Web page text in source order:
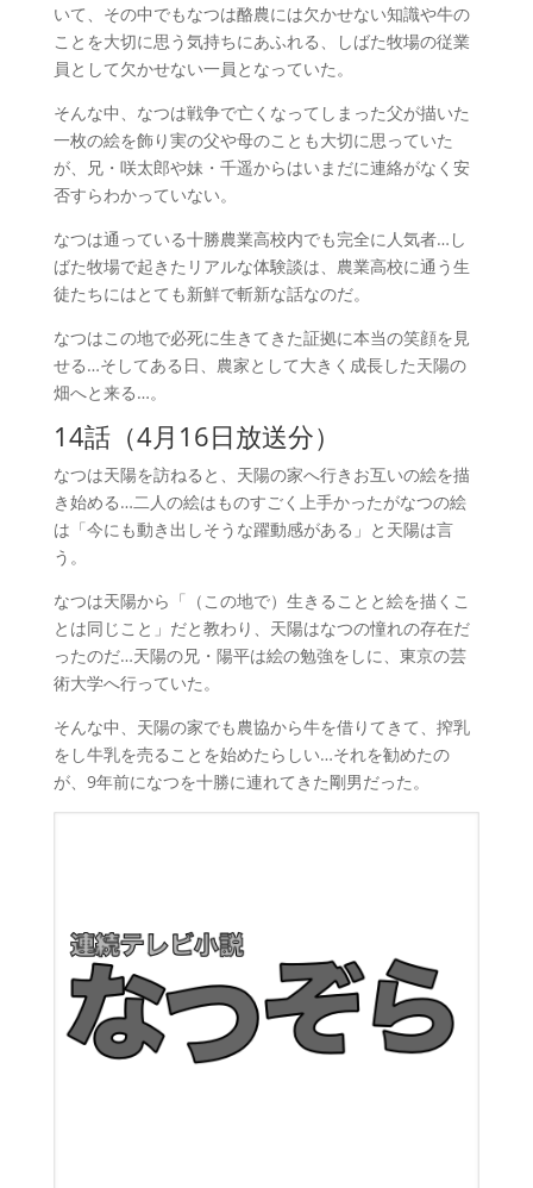
いて、その中でもなつは酪農には欠かせない知識や牛の
ことを大切に思う気持ちにあふれる、しばた牧場の従業
員として欠かせない一員となっていた。
そんな中、なつは戦争で亡くなってしまった父が描いた
一枚の絵を飾り実の父や母のことも大切に思っていた
が、兄・咲太郎や妹・千遥からはいまだに連絡がなく安
否すらわかっていない。
なつは通っている十勝農業高校内でも完全に人気者…し
ばた牧場で起きたリアルな体験談は、農業高校に通う生
徒たちにはとても新鮮で斬新な話なのだ。
なつはこの地で必死に生きてきた証拠に本当の笑顔を見
せる…そしてある日、農家として大きく成長した天陽の
畑へと来る…。
14話（4月16日放送分）
なつは天陽を訪ねると、天陽の家へ行きお互いの絵を描
き始める…二人の絵はものすごく上手かったがなつの絵
は「今にも動き出しそうな躍動感がある」と天陽は言
う。
なつは天陽から「（この地で）生きることと絵を描くこ
とは同じこと」だと教わり、天陽はなつの憧れの存在だ
ったのだ…天陽の兄・陽平は絵の勉強をしに、東京の芸
術大学へ行っていた。
そんな中、天陽の家でも農協から牛を借りてきて、搾乳
をし牛乳を売ることを始めたらしい…それを勧めたの
が、9年前になつを十勝に連れてきた剛男だった。